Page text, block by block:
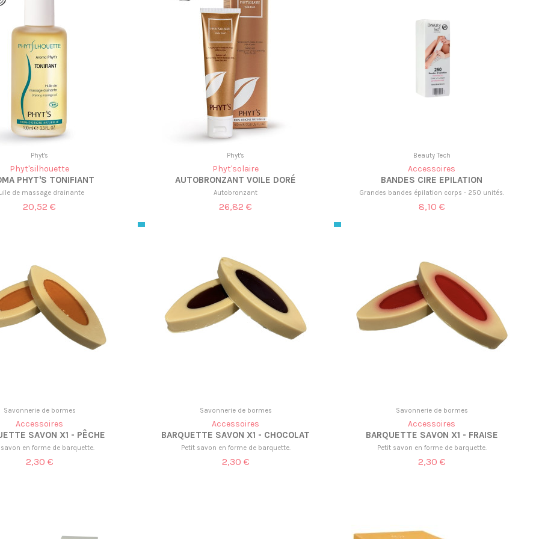
Phyt's
Phyt'silhouette
PHYT'S TONIFIANT
de massage drainante
20,52 €
Phyt's
Phyt'solaire
AUTOBRONZANT VOILE DORÉ
Autobronzant
26,82 €
Beauty Tech
Accessoires
BANDES CIRE EPILATION
Grandes bandes épilation corps - 250 unités.
8,10 €
Savonnerie de bormes
Accessoires
SAVON X1 - PÊCHE
savon en forme de barquette.
2,30 €
Savonnerie de bormes
Accessoires
BARQUETTE SAVON X1 - CHOCOLAT
Petit savon en forme de barquette.
2,30 €
Savonnerie de bormes
Accessoires
BARQUETTE SAVON X1 - FRAISE
Petit savon en forme de barquette.
2,30 €